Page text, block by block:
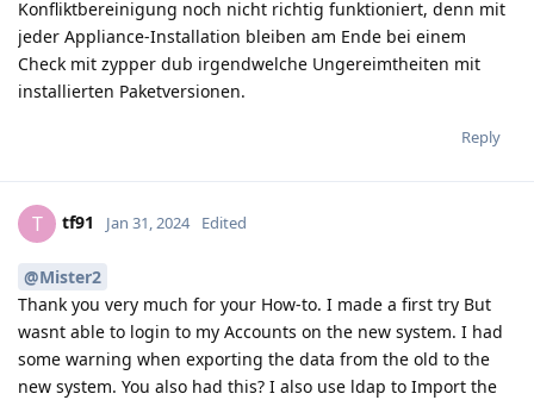
Konfliktbereinigung noch nicht richtig funktioniert, denn mit
jeder Appliance-Installation bleiben am Ende bei einem
Check mit zypper dub irgendwelche Ungereimtheiten mit
installierten Paketversionen.
Reply
T tf91 Jan 31, 2024 Edited
@Mister2
Thank you very much for your How-to. I made a first try But
wasnt able to login to my Accounts on the new system. I had
some warning when exporting the data from the old to the
new system. You also had this? I also use ldap to Import the